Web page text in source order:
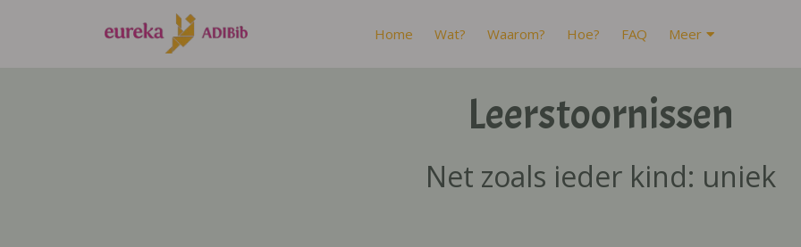
Home Wat? Waarom? Hoe? FAQ Meer
Leerstoornissen
Net zoals ieder kind: uniek